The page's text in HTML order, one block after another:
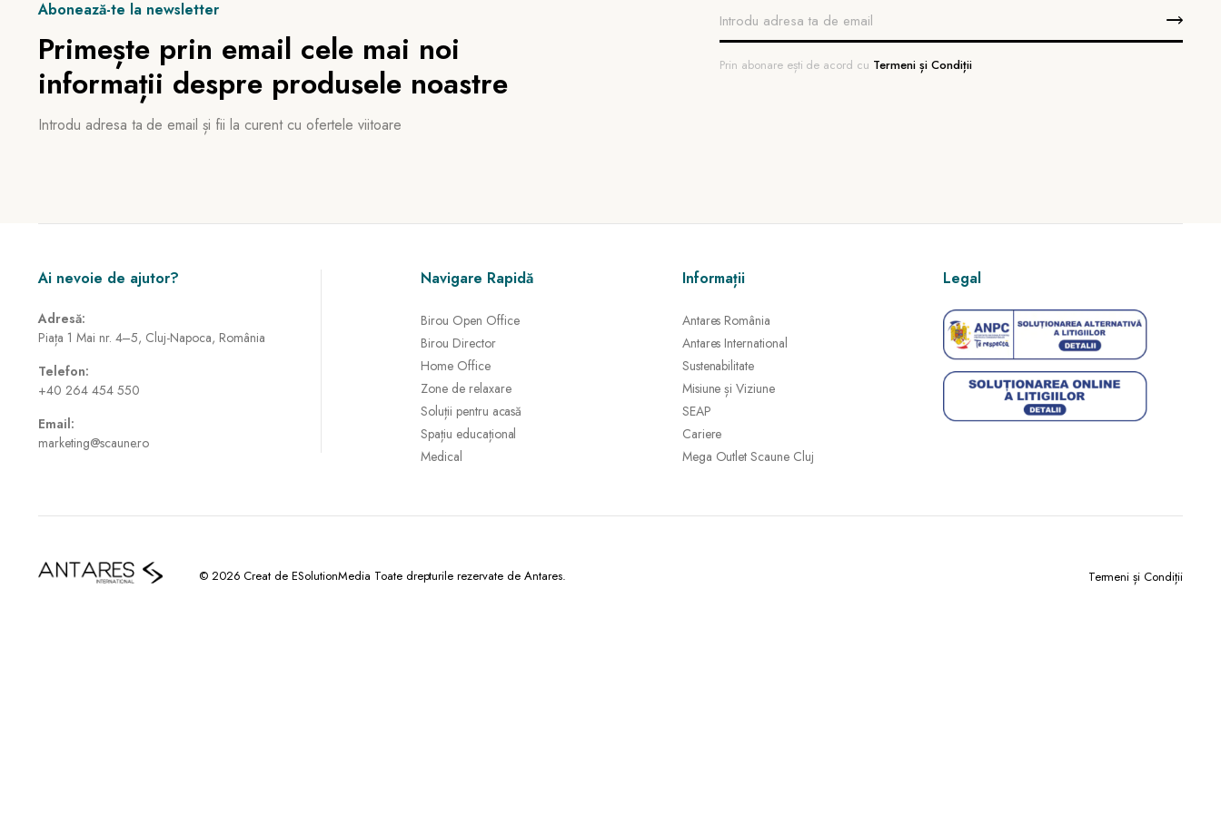
Abonează-te la newsletter
Primește prin email cele mai noi
informații despre produsele noastre
Introdu adresa ta de email și fii la curent cu ofertele viitoare
Prin abonare ești de acord cu Termeni și Condiții
Ai nevoie de ajutor?
Adresă:
Piața 1 Mai nr. 4–5, Cluj-Napoca, România
Telefon:
+40 264 454 550
Email:
marketing@scaune.ro
Navigare Rapidă
Birou Open Office
Birou Director
Home Office
Zone de relaxare
Soluții pentru acasă
Spațiu educațional
Medical
Informații
Antares România
Antares International
Sustenabilitate
Misiune și Viziune
SEAP
Cariere
Mega Outlet Scaune Cluj
Legal
© 2026 Creat de ESolutionMedia Toate drepturile rezervate de Antares. Termeni și Condiții